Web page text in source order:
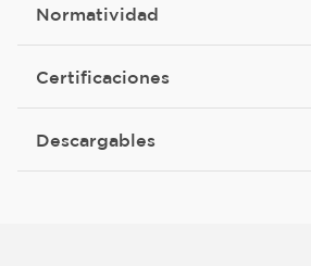
Normatividad
Certificaciones
Descargables